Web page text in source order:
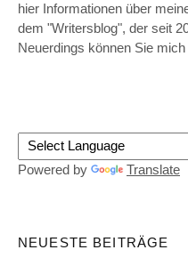
hier Informationen über
dem "Writersblog", der seit
Neuerdings können Sie
Powered by Translate
NEUESTE BEITRÄGE